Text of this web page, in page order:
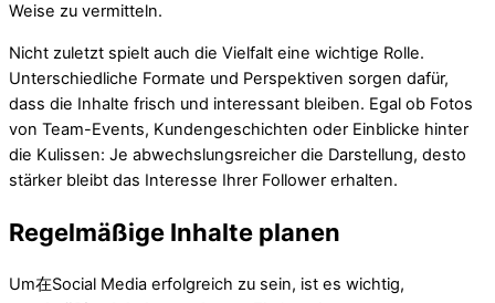
Weise zu vermitteln.
Nicht zuletzt spielt auch die Vielfalt eine wichtige Rolle.
Unterschiedliche Formate und Perspektiven sorgen dafür,
dass die Inhalte frisch und interessant bleiben. Egal ob Fotos
von Team-Events, Kundengeschichten oder Einblicke hinter
die Kulissen: Je abwechslungsreicher die Darstellung, desto
stärker bleibt das Interesse Ihrer Follower erhalten.
Regelmäßige Inhalte planen
Um在Social Media erfolgreich zu sein, ist es wichtig,